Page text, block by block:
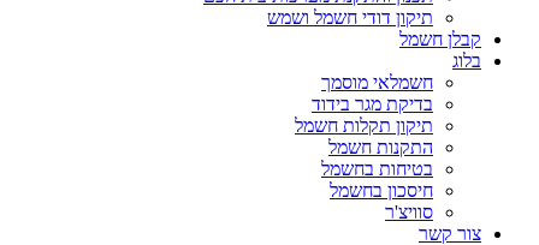
תיקון דודי חשמל ושמש
קבלן חשמל
בלוג
חשמלאי מוסמך
בדיקת מגר בידוד
תיקון תקלות חשמל
התקנות חשמל
בטיחות בחשמל
חיסכון בחשמל
סוויצ'ר
צור קשר